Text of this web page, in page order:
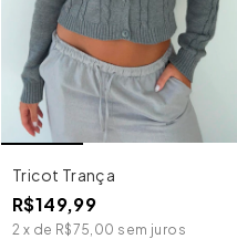
Tricot Trança
R$149,99
2 x de R$75,00 sem juros